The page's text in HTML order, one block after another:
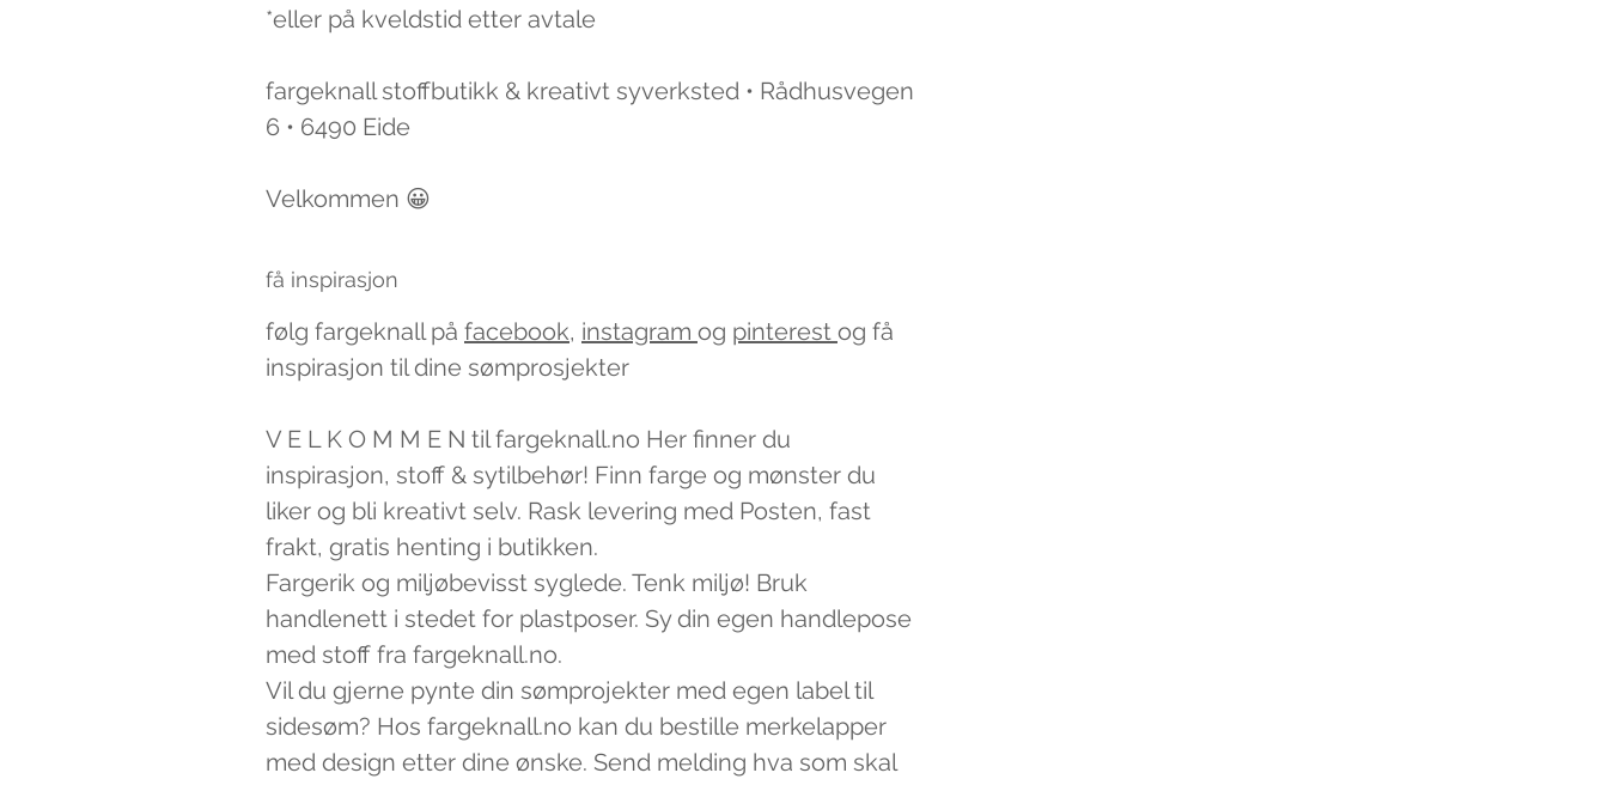
*eller på kveldstid etter avtale
fargeknall stoffbutikk & kreativt syverksted • Rådhusvegen
6 • 6490 Eide
Velkommen 😀
få inspirasjon
følg fargeknall på facebook, instagram og pinterest og få
inspirasjon til dine sømprosjekter
V E L K O M M E N til fargeknall.no Her finner du
inspirasjon, stoff & sytilbehør! Finn farge og mønster du
liker og bli kreativt selv. Rask levering med Posten, fast
frakt, gratis henting i butikken.
Fargerik og miljøbevisst syglede. Tenk miljø! Bruk
handlenett i stedet for plastposer. Sy din egen handlepose
med stoff fra fargeknall.no.
Vil du gjerne pynte din sømprojekter med egen label til
sidesøm? Hos fargeknall.no kan du bestille merkelapper
med design etter dine ønske. Send melding hva som skal